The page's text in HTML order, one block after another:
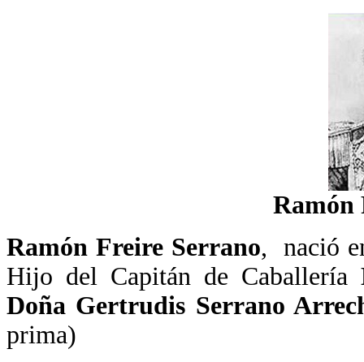
Ramón
Ramón Freire Serrano,
nació
Hijo del Capitán de Caballería
Doña Gertrudis Serrano
prima)